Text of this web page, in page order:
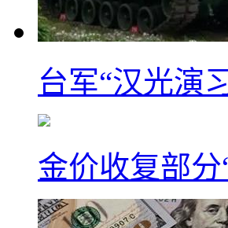
台军“汉光演
金价收复部